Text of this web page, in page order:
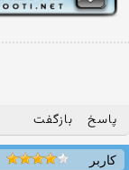
پاسخ بازگفت
کاربر